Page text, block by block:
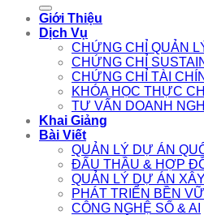
Giới Thiệu
Dịch Vụ
CHỨNG CHỈ QUẢN
CHỨNG CHỈ
CHỨNG CHỈ TÀI
KHÓA HỌC THỰC
TƯ VẤN DOANH
Khai Giảng
Bài Viết
QUẢN LÝ DỰ ÁN
ĐẤU THẦU & HỢP
QUẢN LÝ DỰ ÁN
PHÁT TRIỂN BỀN
CÔNG NGHỆ SỐ & AI